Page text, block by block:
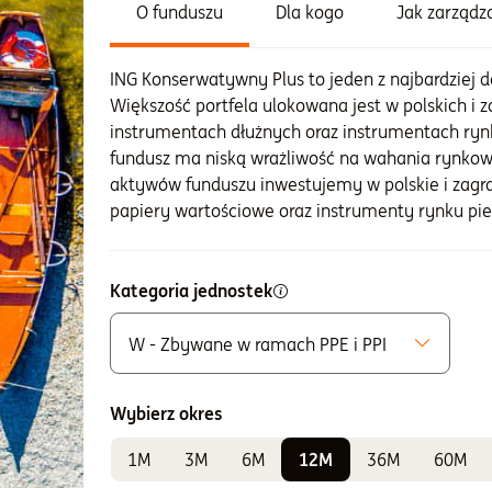
O funduszu Dla kogo Jak
ING Konserwatywny Plus to jeden z najbardziej
Większość portfela ulokowana jest w polskich i
instrumentach dłużnych oraz instrumentach
fundusz ma niską wrażliwość na wahania
aktywów funduszu inwestujemy w polskie i
papiery wartościowe oraz instrumenty rynku
Kategoria jednostek
W - Zbywane w ramach PPE i PPI
Do sprawdzania wyników
F - Zbywane w ramach PPE i PPI
Wybierz okres
1M 3M 6M 12M 36M 60M